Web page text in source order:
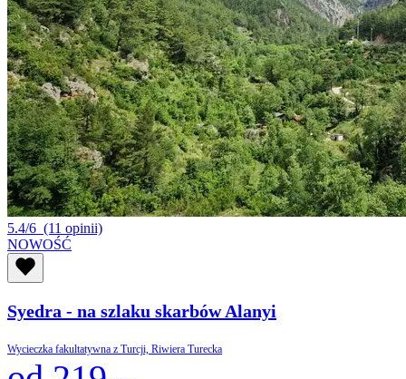
5.4/6 (11 opinii)
NOWOŚĆ
Syedra - na szlaku skarbów Alanyi
Wycieczka fakultatywna z Turcji, Riwiera Turecka